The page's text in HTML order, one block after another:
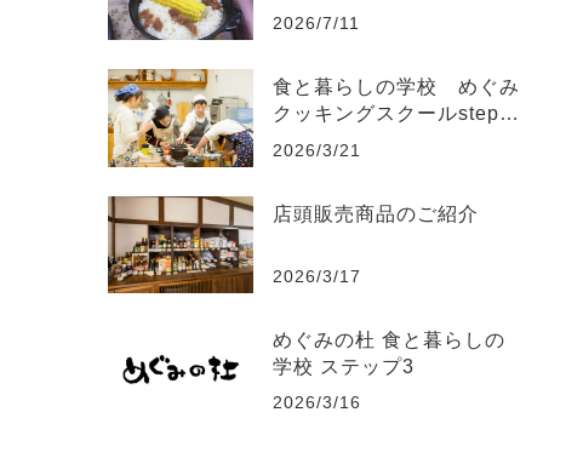
生コース
2026/7/11
食と暮らしの学校 めぐみ
クッキングスクールstep1
～step4
2026/3/21
店頭販売商品のご紹介
2026/3/17
めぐみの杜 食と暮らしの
学校 ステップ3
2026/3/16